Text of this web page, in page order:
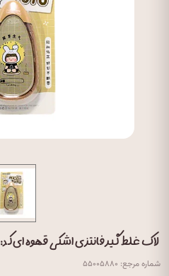
لاک غلط گیر فانتزی اشکی قهوه ای کد: TG-B۷۳۰۶
شماره مرجع: ۵۵۰۰۵۸۸۰